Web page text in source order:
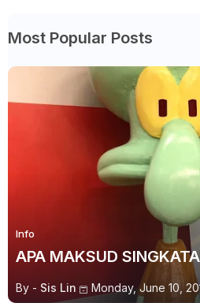
Most Popular Posts
Info
APA MAKSUD
By - Sis Lin Monday, June 10,